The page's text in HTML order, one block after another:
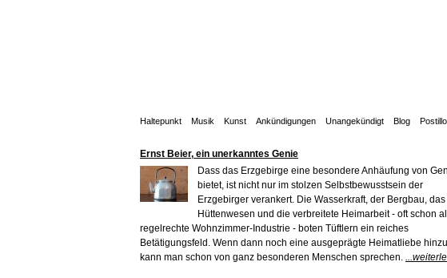
Haltepunkt Musik Kunst Ankündigungen Unangekündigt Blog
Ernst Beier, ein unerkanntes Genie
Dass das Erzgebirge eine besondere Anhäufung von
bietet, ist nicht nur im stolzen Selbstbewusstsein der
Erzgebirger verankert. Die Wasserkraft, der Bergbau, das
Hüttenwesen und die verbreitete Heimarbeit - oft schon
regelrechte Wohnzimmer-Industrie - boten Tüftlern ein reiches
Betätigungsfeld. Wenn dann noch eine ausgeprägte Heimatliebe
kann man schon von ganz besonderen Menschen sprechen.